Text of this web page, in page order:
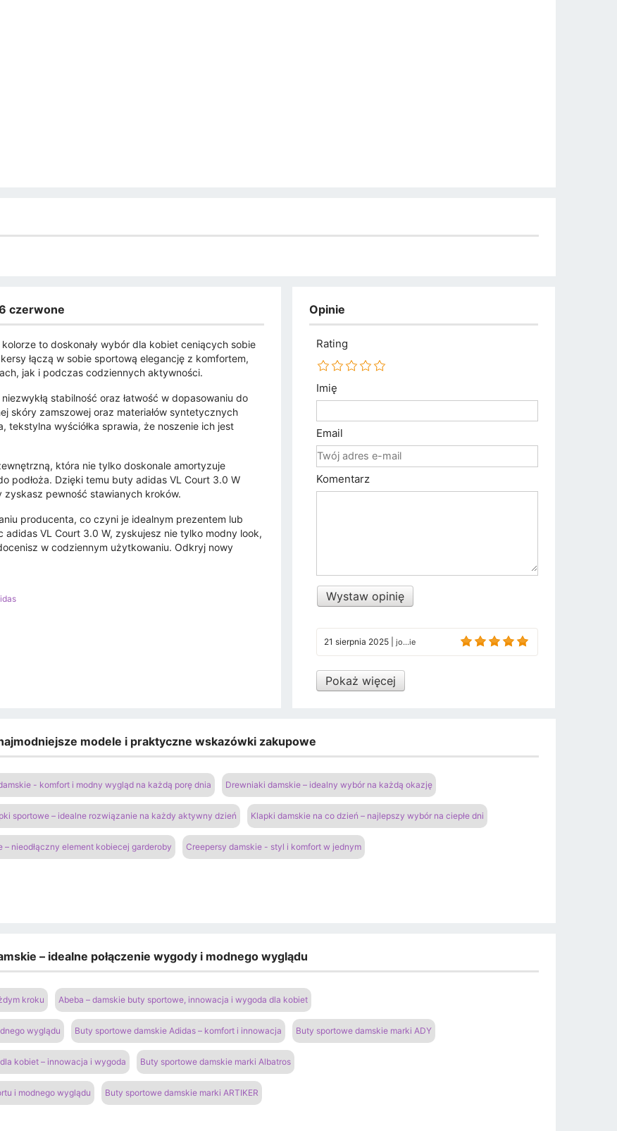
czerwone
to doskonały wybór dla kobiet ceniących sobie
łączą w sobie sportową elegancję z komfortem,
jak i podczas codziennych aktywności.
stabilność oraz łatwość w dopasowaniu do
skóry zamszowej oraz materiałów syntetycznych
tekstylna wyściółka sprawia, że noszenie ich jest
która nie tylko doskonale amortyzuje
podłoża. Dzięki temu buty adidas VL Court 3.0 W
zyskasz pewność stawianych kroków.
producenta, co czyni je idealnym prezentem lub
VL Court 3.0 W, zyskujesz nie tylko modny look,
w codziennym użytkowaniu. Odkryj nowy
Opinie
Rating
Imię
Email
Komentarz
Wystaw opinię
21 sierpnia 2025 jo...ie
Pokaż więcej
modele i praktyczne wskazówki zakupowe
- komfort i modny wygląd na każdą porę dnia Drewniaki damskie – idealny wybór na każdą okazję
sportowe – idealne rozwiązanie na każdy aktywny dzień Klapki damskie na co dzień – najlepszy wybór na ciepłe dni
– nieodłączny element kobiecej garderoby Creepersy damskie - styl i komfort w jednym
– idealne połączenie wygody i modnego wyglądu
kroku Abeba – damskie buty sportowe, innowacja i wygoda dla kobiet
wyglądu Buty sportowe damskie Adidas – komfort i innowacja Buty sportowe damskie marki ADY
kobiet – innowacja i wygoda Buty sportowe damskie marki Albatros
i modnego wyglądu Buty sportowe damskie marki ARTIKER